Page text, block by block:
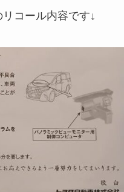
リコール内容です↓